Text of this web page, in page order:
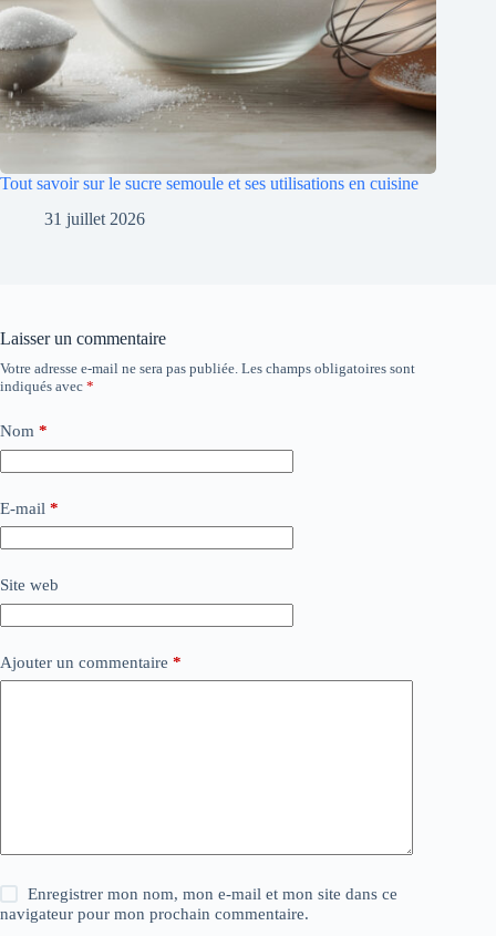
Tout savoir sur le sucre semoule et ses utilisations en cuisine
31 juillet 2026
Laisser un commentaire
Votre adresse e-mail ne sera pas publiée. Les champs obligatoires sont
indiqués avec *
Nom *
E-mail *
Site web
Ajouter un commentaire *
Enregistrer mon nom, mon e-mail et mon site dans ce
navigateur pour mon prochain commentaire.